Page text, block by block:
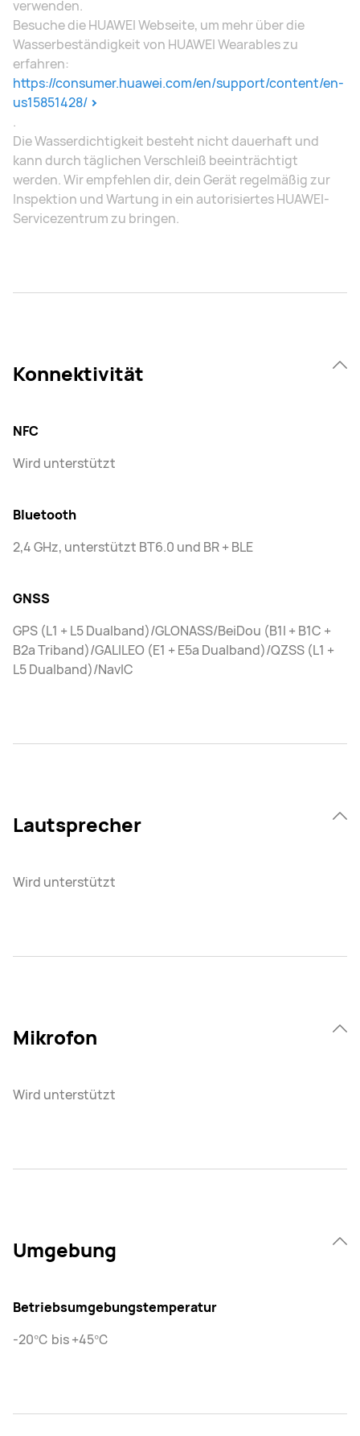
verwenden.
Besuche die HUAWEI Webseite, um mehr über die
Wasserbeständigkeit von HUAWEI Wearables zu
erfahren:
https://consumer.huawei.com/en/support/content/en-
us15851428/
.
Die Wasserdichtigkeit besteht nicht dauerhaft und
kann durch täglichen Verschleiß beeinträchtigt
werden. Wir empfehlen dir, dein Gerät regelmäßig zur
Inspektion und Wartung in ein autorisiertes HUAWEI-
Servicezentrum zu bringen.
Konnektivität
NFC
Wird unterstützt
Bluetooth
2,4 GHz, unterstützt BT6.0 und BR + BLE
GNSS
GPS (L1 + L5 Dualband)/GLONASS/BeiDou (B1I + B1C +
B2a Triband)/GALILEO (E1 + E5a Dualband)/QZSS (L1 +
L5 Dualband)/NavIC
Lautsprecher
Wird unterstützt
Mikrofon
Wird unterstützt
Umgebung
Betriebsumgebungstemperatur
-20℃ bis +45℃